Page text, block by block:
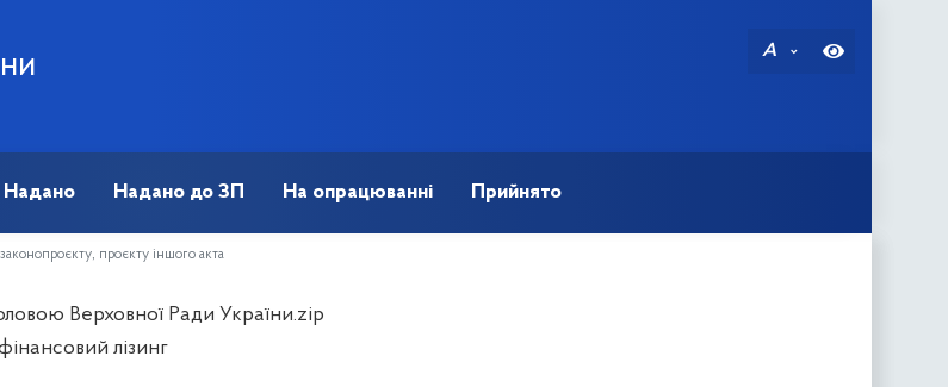
A
Надано Надано до ЗП На опрацюванні Прийнято
законопроєкту, проєкту іншого акта
Верховної Ради України.zip
лізинг